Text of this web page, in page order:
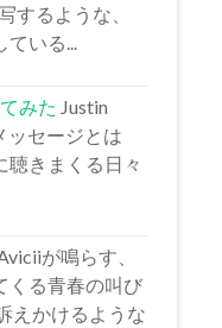
するような、
いる...
みた Justin
ッセージとは
聴きまくる日々
が鳴らす、
くる青春の叫び
えかけるような